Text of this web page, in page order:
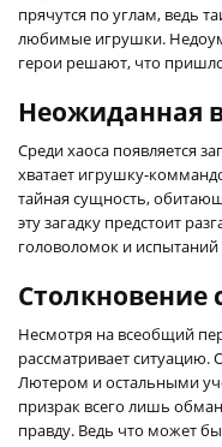
прячутся по углам, ведь
любимые игрушки.
герои решают, что
Неожиданная
Среди хаоса появляется
хватает игрушку-
тайная сущность,
эту загадку предстоит
головоломок и
Столкновение
Несмотря на всеобщий
рассматривает ситуацию.
Лютером и остальными
призрак всего лишь
правду. Ведь что может